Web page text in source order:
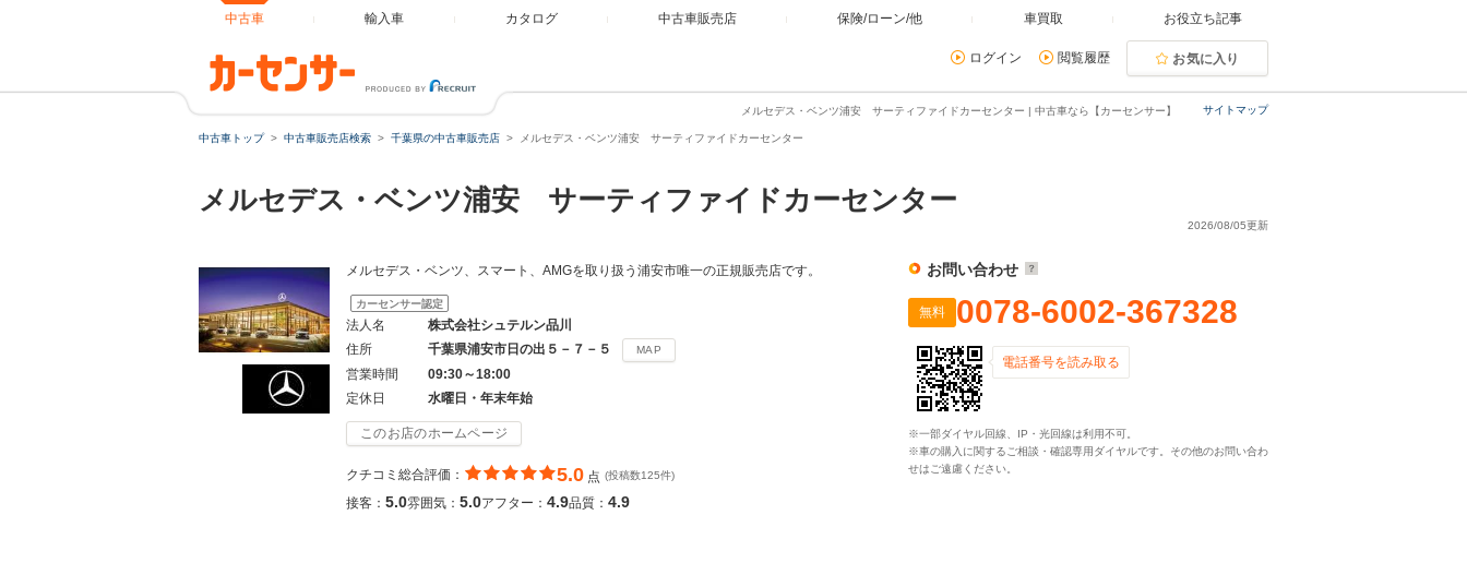
中古車 輸入車 カタログ 中古車販売店 保険/ローン/他 車買取 お役立ち記事
ログイン 閲覧履歴 お気に入り
サイトマップ
メルセデス・ベンツ浦安 サーティファイドカーセンター | 中古車なら【カーセンサー】
中古車トップ 中古車販売店検索 千葉県の中古車販売店 メルセデス・ベンツ浦安 サーティファイドカーセンター
メルセデス・ベンツ浦安 サーティファイドカーセンター
2026/08/05更新
メルセデス・ベンツ、スマート、AMGを取り扱う浦安市唯一の正規販売店です。
カーセンサー認定
法人名
株式会社シュテルン品川
住所
千葉県浦安市日の出５－７－５ MAP
営業時間
09:30～18:00
定休日
水曜日・年末年始
このお店のホームページ
クチコミ総合評価： 5.0 点 (投稿数125件)
接客： 5.0雰囲気： 5.0アフター： 4.9品質： 4.9
お問い合わせ
無料 0078-6002-367328
電話番号を読み取る
※一部ダイヤル回線、IP・光回線は利用不可。
※車の購入に関するご相談・確認専用ダイヤルです。その他のお問い合わ
せはご遠慮ください。